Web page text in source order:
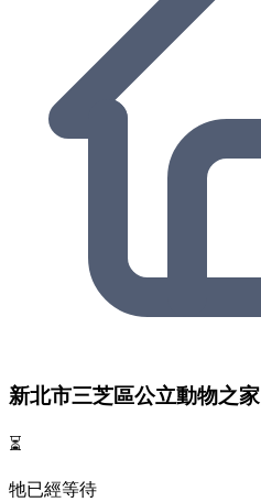
新北市三芝區公立動物之家
⏳
牠已經等待